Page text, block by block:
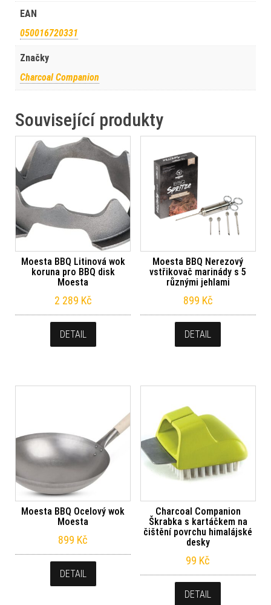
EAN
050016720331
Značky
Charcoal Companion
Související produkty
Moesta BBQ Litinová wok
koruna pro BBQ disk
Moesta
2 289 Kč
DETAIL
Moesta BBQ Nerezový
vstřikovač marinády s 5
různými jehlami
899 Kč
DETAIL
Moesta BBQ Ocelový wok
Moesta
899 Kč
DETAIL
Charcoal Companion
Škrabka s kartáčkem na
čištění povrchu himalájské
desky
99 Kč
DETAIL